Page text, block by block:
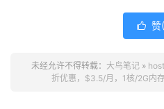
 赞(
未经允许不得转载： 大鸟笔记 »
折优惠，$3.5/月，1核/2G内